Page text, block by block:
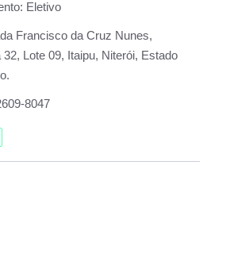
Eletivo
Francisco da Cruz Nunes,
32, Lote 09, Itaipu, Niterói, Estado
8047